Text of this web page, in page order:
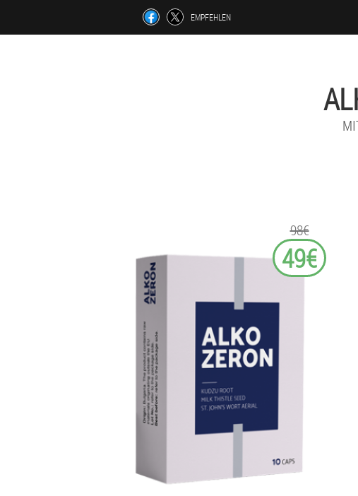
EMPFEHLEN
98€
49€